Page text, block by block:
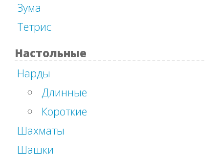
Зума
Тетрис
Настольные
Нарды
Длинные
Короткие
Шахматы
Шашки